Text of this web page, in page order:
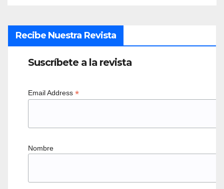
Recibe Nuestra Revista
Suscríbete a la revista
Email Address *
Nombre